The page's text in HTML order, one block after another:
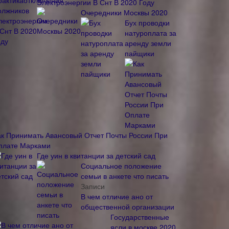
Электроэнергии В Снт В 2020 Году
Очередники Москвы 2020
Бух проводки
натуроплата за
аренду земли
пайщики
Принимать Авансовый Отчет Почты России При
Марками
Где уин в квитанции за детский сад
Социальное положение
семьи в анкете что писать
Записи
В чем отличие ано от
общественной организации
Государственные
ясли в москве 2020